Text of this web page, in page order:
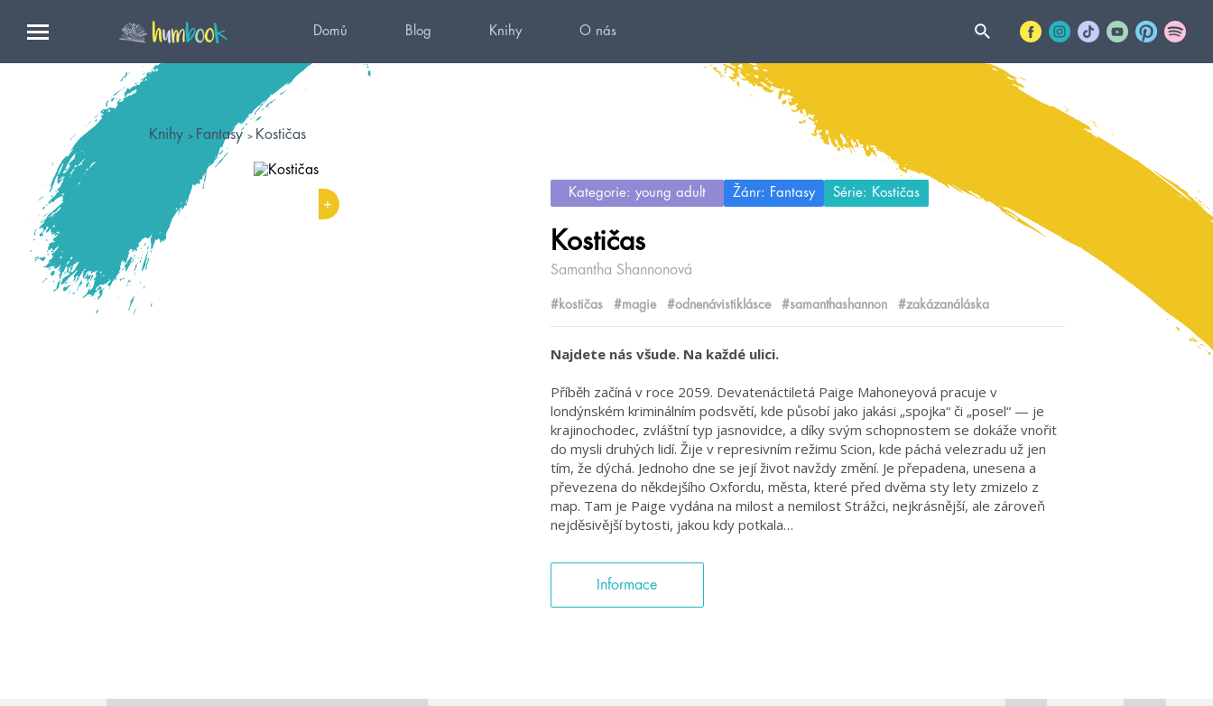
Domů Blog Knihy O nás
Knihy Fantasy Kostičas
+
Kategorie: young adult Žánr: Fantasy Série: Kostičas
Kostičas
Samantha Shannonová
#kostičas #magie #odnenávistiklásce #samanthashannon #zakázanáláska
Najdete nás všude. Na každé ulici.
Příběh začíná v roce 2059. Devatenáctiletá Paige Mahoneyová pracuje v
londýnském kriminálním podsvětí, kde působí jako jakási „spojka“ či „posel“ — je
krajinochodec, zvláštní typ jasnovidce, a díky svým schopnostem se dokáže vnořit
do mysli druhých lidí. Žije v represivním režimu Scion, kde páchá velezradu už jen
tím, že dýchá. Jednoho dne se její život navždy změní. Je přepadena, unesena a
převezena do někdejšího Oxfordu, města, které před dvěma sty lety zmizelo z
map. Tam je Paige vydána na milost a nemilost Strážci, nejkrásnější, ale zároveň
nejděsivější bytosti, jakou kdy potkala…
Informace